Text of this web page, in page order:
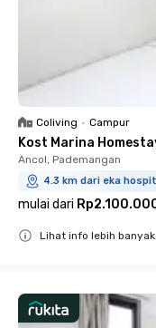
Coliving • Campur
Kost Marina
Ancol, Pademangan
4.3 km dari eka
mulai dari
Lihat info lebih banyak